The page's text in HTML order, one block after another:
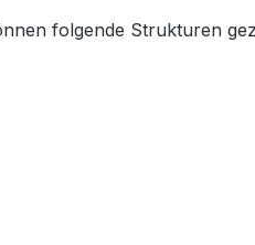
folgende Strukturen